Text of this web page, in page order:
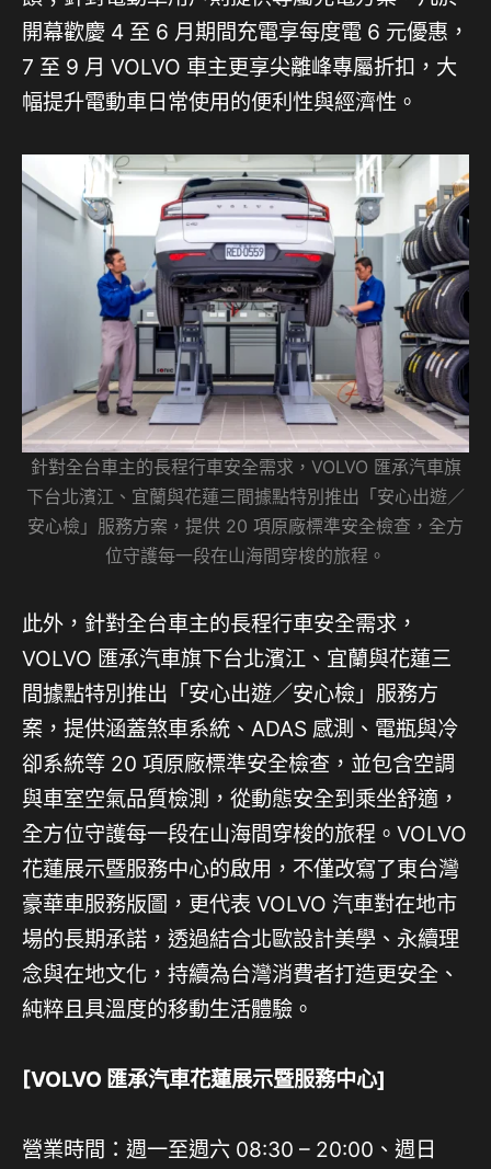
開幕歡慶 4 至 6 月期間充電享每度電 6 元優惠，
7 至 9 月 VOLVO 車主更享尖離峰專屬折扣，大
幅提升電動車日常使用的便利性與經濟性。
針對全台車主的長程行車安全需求，VOLVO 匯承汽車旗
下台北濱江、宜蘭與花蓮三間據點特別推出「安心出遊／
安心檢」服務方案，提供 20 項原廠標準安全檢查，全方
位守護每一段在山海間穿梭的旅程。
此外，針對全台車主的長程行車安全需求，
VOLVO 匯承汽車旗下台北濱江、宜蘭與花蓮三
間據點特別推出「安心出遊／安心檢」服務方
案，提供涵蓋煞車系統、ADAS 感測、電瓶與冷
卻系統等 20 項原廠標準安全檢查，並包含空調
與車室空氣品質檢測，從動態安全到乘坐舒適，
全方位守護每一段在山海間穿梭的旅程。VOLVO
花蓮展示暨服務中心的啟用，不僅改寫了東台灣
豪華車服務版圖，更代表 VOLVO 汽車對在地市
場的長期承諾，透過結合北歐設計美學、永續理
念與在地文化，持續為台灣消費者打造更安全、
純粹且具溫度的移動生活體驗。
[VOLVO 匯承汽車花蓮展示暨服務中心]
營業時間：週一至週六 08:30 – 20:00、週日